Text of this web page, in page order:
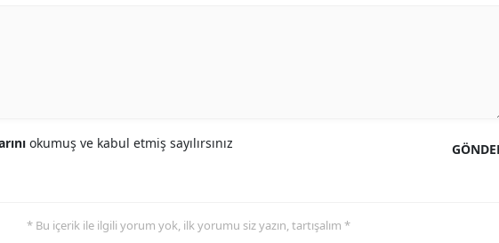
okumuş ve kabul etmiş sayılırsınız
* Bu içerik ile ilgili yorum yok, ilk yorumu siz yazın, tartışalım *